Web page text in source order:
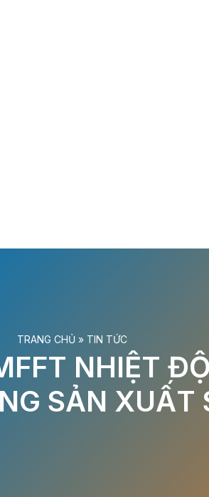
TRANG CHỦ» TIN TỨC
NHIỆT
SẢN XUẤT